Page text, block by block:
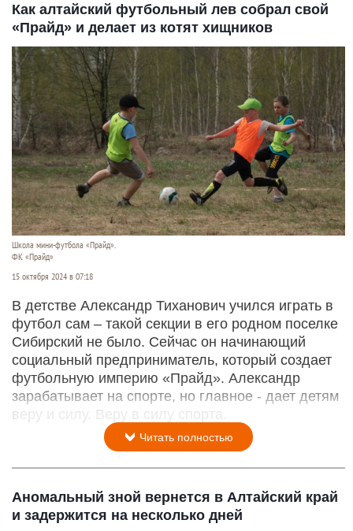
Как алтайский футбольный лев собрал свой
«Прайд» и делает из котят хищников
Школа мини-футбола «Прайд».
ФК «Прайд»
15 октября 2024 в 07:18
В детстве Александр Тиханович учился играть в
футбол сам – такой секции в его родном поселке
Сибирский не было. Сейчас он начинающий
социальный предприниматель, который создает
футбольную империю «Прайд». Александр
зарабатывает на спорте, но главное - дает детям
веру и силу. Веру в силу спорта.
Читать полностью
Аномальный зной вернется в Алтайский край
и задержится на несколько дней